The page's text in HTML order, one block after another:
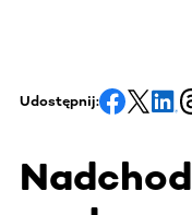
Udostępnij: